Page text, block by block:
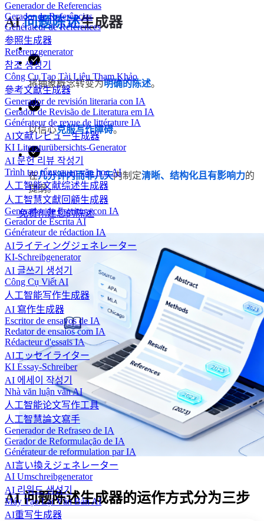
Generador de Referencias
Gerador de Referências
Générateur de Références
参照生成器
Referenzgenerator
참조 생성기
Công Cụ Tạo Tài Liệu Tham Khảo
參考文獻生成器
Generador de revisión literaria con IA
Gerador de Revisão de Literatura em IA
Générateur de revue de littérature IA
AI文献レビュー生成器
KI Literaturübersichts-Generator
AI 문헌 리뷰 작성기
Trình tạo tổng quan văn học AI
人工智能文献综述生成器
人工智慧文獻回顧生成器
Generador de Escritura con IA
Gerador de Escrita AI
Générateur de rédaction IA
AIライティングジェネレーター
KI-Schreibgenerator
AI 글쓰기 생성기
Công Cụ Viết AI
人工智能写作生成器
AI 寫作生成器
Escritor de ensayos de IA
Redator de ensaios com IA
Rédacteur d'essais IA
AIエッセイライター
KI Essay-Schreiber
AI 에세이 작성기
Nhà văn luận văn AI
人工智能论文写作工具
人工智慧論文寫手
Generador de Refraseo de IA
Gerador de Reformulação de IA
Générateur de reformulation par IA
AI言い換えジェネレーター
AI Umschreibgenerator
AI 리워드 생성기
Máy Tạo Lại Văn Bản AI
AI重写生成器
AI问题陈述生成器
将抽象概念转变为明确的陈述。
以信心克服写作障碍。
在几分钟内而非几天内制定清晰、结构化且有影响力的
提纲。
免费创建您的陈述
AI 问题陈述生成器的运作方式分为三步